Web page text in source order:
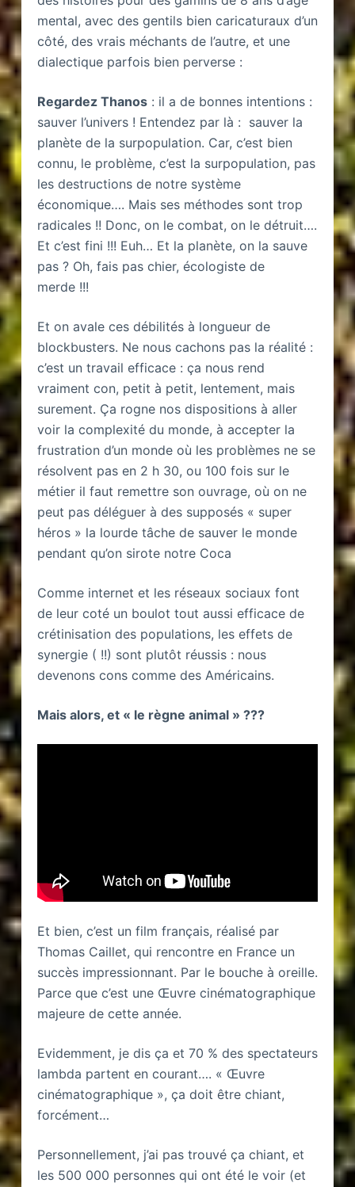
mental, avec des gentils bien caricaturaux d’un
côté, des vrais méchants de l’autre, et une
dialectique parfois bien perverse :
Regardez Thanos: il a de bonnes intentions :
sauver l’univers ! Entendez par là : sauver la
planète de la surpopulation. Car, c’est bien
connu, le problème, c’est la surpopulation, pas
les destructions de notre système
économique…. Mais ses méthodes sont trop
radicales !! Donc, on le combat, on le détruit….
Et c’est fini !!! Euh… Et la planète, on la sauve
pas ? Oh, fais pas chier, écologiste de
merde !!!
Et on avale ces débilités à longueur de
blockbusters. Ne nous cachons pas la réalité :
c’est un travail efficace : ça nous rend
vraiment con, petit à petit, lentement, mais
surement. Ça rogne nos dispositions à aller
voir la complexité du monde, à accepter la
frustration d’un monde où les problèmes ne se
résolvent pas en 2 h 30, ou 100 fois sur le
métier il faut remettre son ouvrage, où on ne
peut pas déléguer à des supposés « super
héros » la lourde tâche de sauver le monde
pendant qu’on sirote notre Coca
Comme internet et les réseaux sociaux font
de leur coté un boulot tout aussi efficace de
crétinisation des populations, les effets de
synergie ( !!) sont plutôt réussis : nous
devenons cons comme des Américains.
Mais alors, et « le règne animal » ???
Et bien, c’est un film français, réalisé par
Thomas Caillet, qui rencontre en France un
succès impressionnant. Par le bouche à oreille.
Parce que c’est une Œuvre cinématographique
majeure de cette année.
Evidemment, je dis ça et 70 % des spectateurs
lambda partent en courant…. « Œuvre
cinématographique », ça doit être chiant,
forcément…
Personnellement, j’ai pas trouvé ça chiant, et
les 500 000 personnes qui ont été le voir (et